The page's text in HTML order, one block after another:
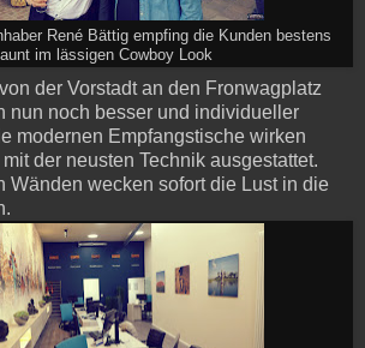
René Bättig empfing die Kunden bestens
im lässigen Cowboy Look
der Vorstadt an den Fronwagplatz
nun noch besser und individueller
modernen Empfangstische wirken
der neusten Technik ausgestattet.
Wänden wecken sofort die Lust in die